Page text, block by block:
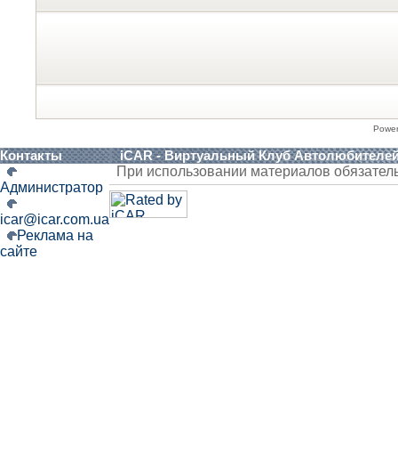
Контакты iCAR - Виртуальный Клуб
Администратор
icar@icar.com.ua
Реклама на
сайте
При использовании материалов